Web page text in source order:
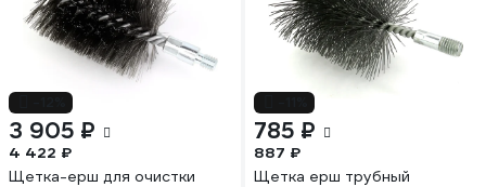
3 905 ₽
4 422 ₽
Щетка-ерш для очистки
785 ₽
887 ₽
Щетка ерш трубный